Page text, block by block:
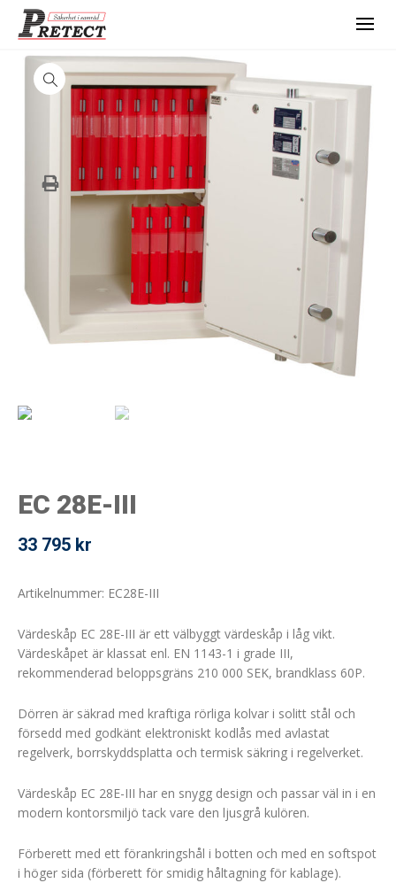
EC 28E-III
33 795 kr
Artikelnummer: EC28E-III
Värdeskåp EC 28E-III är ett välbyggt värdeskåp i låg vikt.
Värdeskåpet är klassat enl. EN 1143-1 i grade III,
rekommenderad beloppsgräns 210 000 SEK, brandklass 60P.
Dörren är säkrad med kraftiga rörliga kolvar i solitt stål och
försedd med godkänt elektroniskt kodlås med avlastat
regelverk, borrskyddsplatta och termisk säkring i regelverket.
Värdeskåp EC 28E-III har en snygg design och passar väl in i en
modern kontorsmiljö tack vare den ljusgrå kulören.
Förberett med ett förankringshål i botten och med en softspot
i höger sida (förberett för smidig håltagning för kablage).